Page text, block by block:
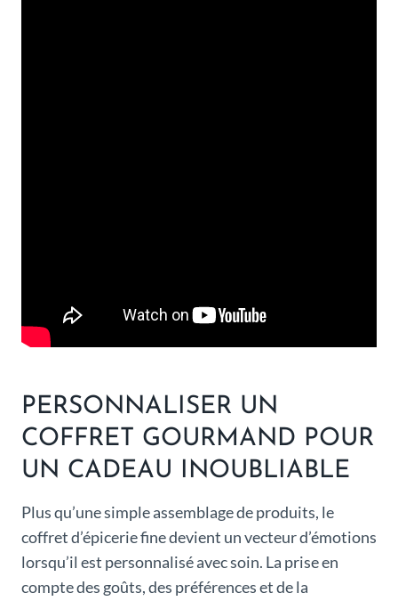
PERSONNALISER UN
COFFRET GOURMAND POUR
UN CADEAU INOUBLIABLE
Plus qu’une simple assemblage de produits, le
coffret d’épicerie fine devient un vecteur d’émotions
lorsqu’il est personnalisé avec soin. La prise en
compte des goûts, des préférences et de la